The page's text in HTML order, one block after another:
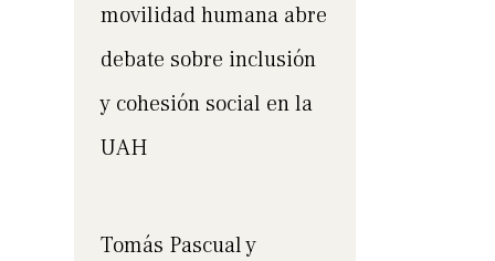
movilidad humana abre
debate sobre inclusión
y cohesión social en la
UAH
Tomás Pascual y